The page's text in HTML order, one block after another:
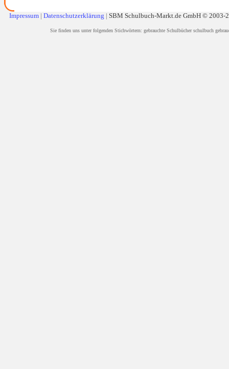
Impressum | Datenschutzerklärung | SBM Schulbuch-Markt.de GmbH © 2003-
Sie finden uns unter folgenden Stichwörtern: gebrauchte Schulbücher schulbuch